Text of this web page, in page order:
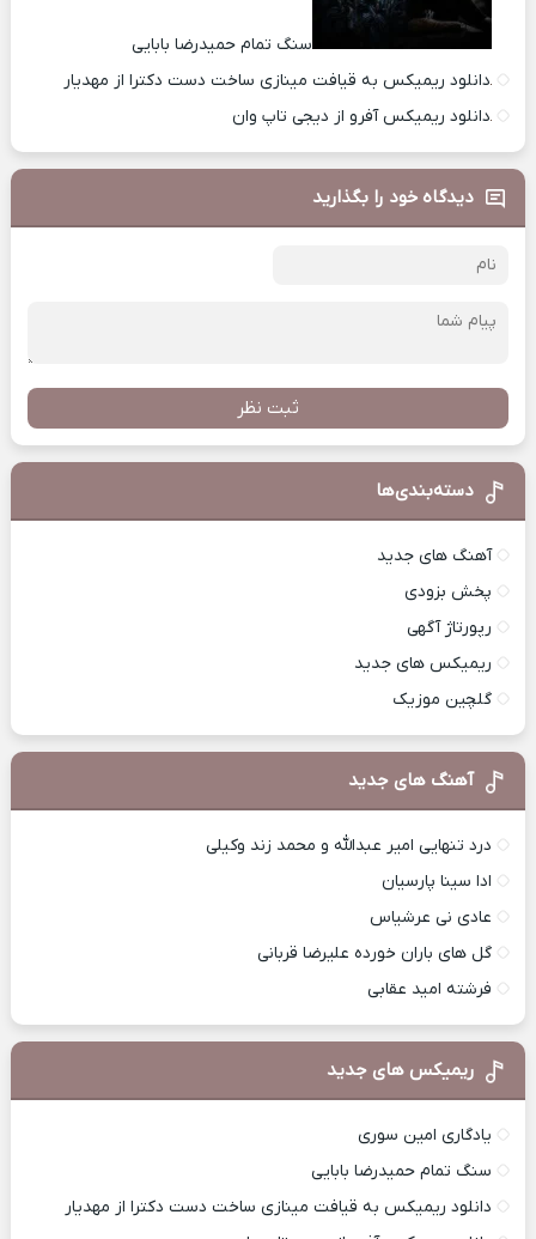
سنگ تمام حمیدرضا بابایی
دانلود ریمیکس به قیافت مینازی ساخت دست دکترا از مهدیار
دانلود ریمیکس آفرو از ديجی تاپ وان
دیدگاه خود را بگذارید
ثبت نظر
دسته‌بندی‌ها
آهنگ های جدید
پخش بزودی
رپورتاژ آگهی
ریمیکس های جدید
گلچین موزیک
آهنگ های جدید
درد تنهایی امیر عبدالله و محمد زند وکیلی
ادا سینا پارسیان
عادی نی عرشیاس
گل های باران خورده علیرضا قربانی
فرشته امید عقابی
ریمیکس های جدید
یادگاری امین سوری
سنگ تمام حمیدرضا بابایی
دانلود ریمیکس به قیافت مینازی ساخت دست دکترا از مهدیار